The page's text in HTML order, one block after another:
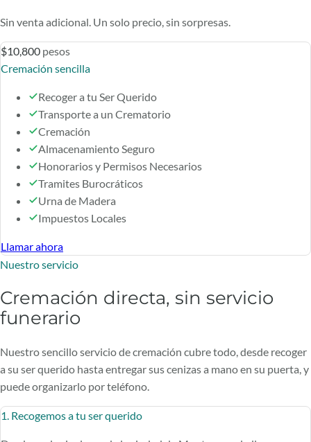
Sin venta adicional. Un solo precio, sin sorpresas.
$10,800 pesos
Cremación sencilla
Recoger a tu Ser Querido
Transporte a un Crematorio
Cremación
Almacenamiento Seguro
Honorarios y Permisos Necesarios
Tramites Burocráticos
Urna de Madera
Impuestos Locales
Llamar ahora
Nuestro servicio
Cremación directa, sin servicio
funerario
Nuestro sencillo servicio de cremación cubre todo, desde recoger
a su ser querido hasta entregar sus cenizas a mano en su puerta, y
puede organizarlo por teléfono.
1. Recogemos a tu ser querido